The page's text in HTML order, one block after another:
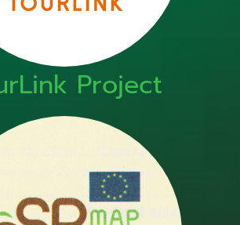
Project